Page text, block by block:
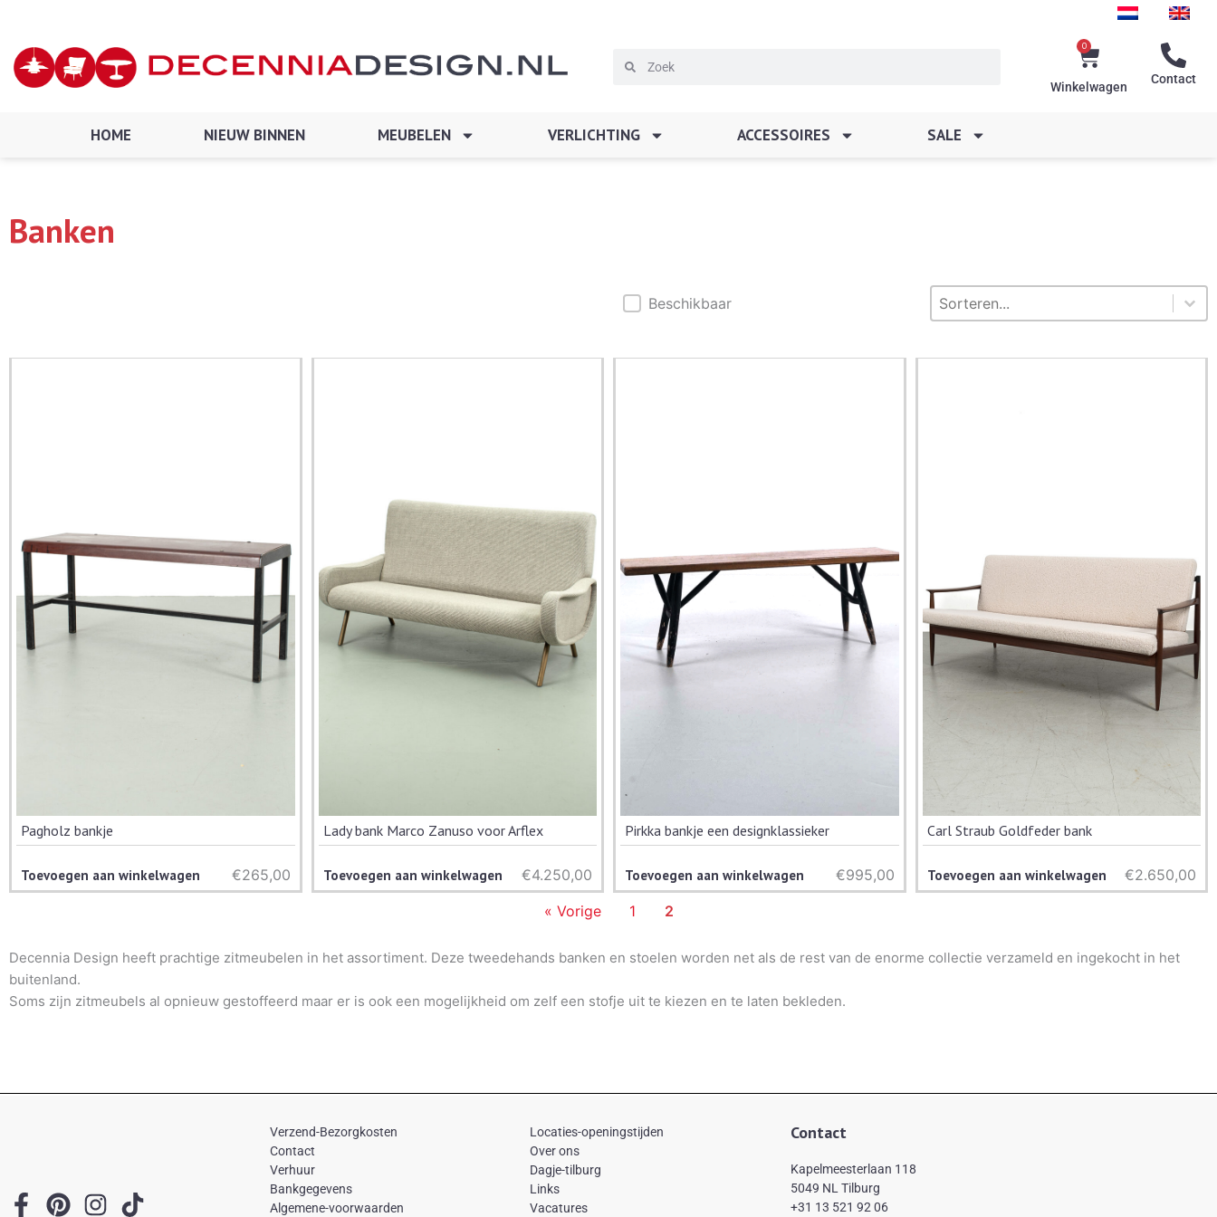
inhoud
ZoekenZoeken
0
Winkelwagen
Winkelwagen
Contact
HOME NIEUW BINNEN MEUBELEN VERLICHTING ACCESSOIRES SALE
Banken
Beschikbaar
Beschikbaar Sorteren
Sort content
Sort content
Pagholz bankje
Toevoegen aan winkelwagen €265,00
Lady bank Marco Zanuso voor Arflex
Toevoegen aan winkelwagen €4.250,00
Pirkka bankje een designklassieker
Toevoegen aan winkelwagen €995,00
Carl Straub Goldfeder bank
Toevoegen aan winkelwagen €2.650,00
« Vorige
1 2
Decennia Design heeft prachtige zitmeubelen in het assortiment. Deze tweedehands banken en stoelen worden net als de rest van de enorme collectie verzameld en ingekocht in het
buitenland.
Soms zijn zitmeubels al opnieuw gestoffeerd maar er is ook een mogelijkheid om zelf een stofje uit te kiezen en te laten bekleden.
F
P
I
T
Verzend-Bezorgkosten
Contact
Verhuur
Bankgegevens
Algemene-voorwaarden
Locaties-openingstijden
Over ons
Dagje-tilburg
Links
Vacatures
Contact
Kapelmeesterlaan 118
5049 NL Tilburg
+31 13 521 92 06